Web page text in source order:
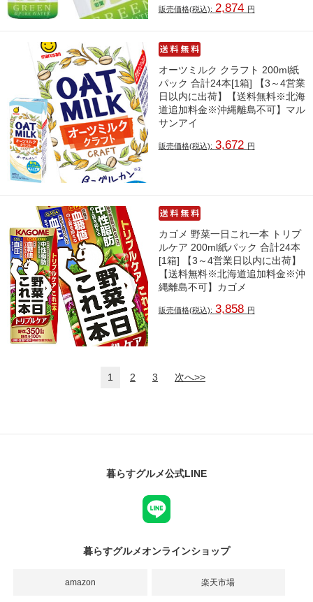
販売価格(税込): 2,874 円
オーツミルク クラフト 200ml紙
パック 合計24本[1箱] 【3～4営業
日以内に出荷】【送料無料※北海
道追加料金※沖縄離島不可】マル
サンアイ
販売価格(税込): 3,672 円
カゴメ 野菜一日これ一本 トリプ
ルケア 200ml紙パック 合計24本
[1箱] 【3～4営業日以内に出荷】
【送料無料※北海道追加料金※沖
縄離島不可】カゴメ
販売価格(税込): 3,858 円
1 2 3 次へ>>
暮らすグルメ公式LINE
暮らすグルメオンラインショップ
amazon 楽天市場